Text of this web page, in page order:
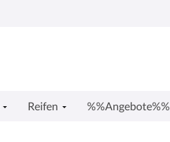
Reifen %%Angebote%%